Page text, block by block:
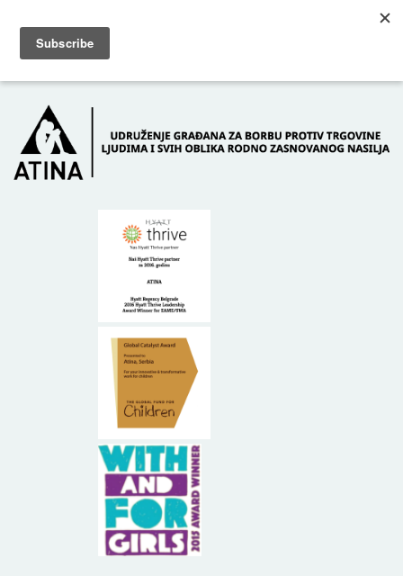
POČETNA O NAMA